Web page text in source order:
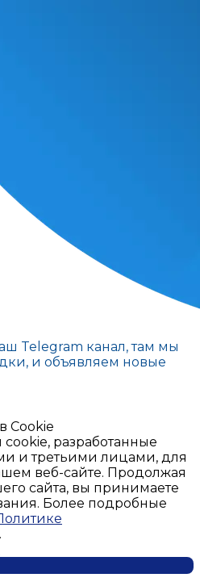
Telegram канал, там мы
и объявляем новые
Cookie
разработанные
и третьими лицами, для
веб-сайте. Продолжая
сайта, вы принимаете
Более подробные
.